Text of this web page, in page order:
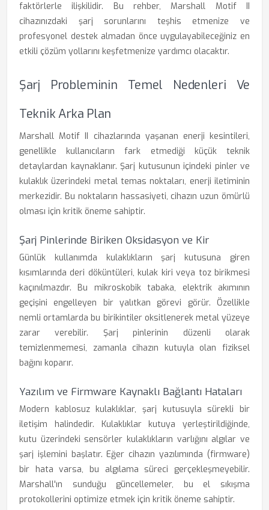
faktörlerle ilişkilidir. Bu rehber, Marshall Motif II
cihazınızdaki şarj sorunlarını teşhis etmenize ve
profesyonel destek almadan önce uygulayabileceğiniz en
etkili çözüm yollarını keşfetmenize yardımcı olacaktır.
Şarj Probleminin Temel Nedenleri Ve
Teknik Arka Plan
Marshall Motif II cihazlarında yaşanan enerji kesintileri,
genellikle kullanıcıların fark etmediği küçük teknik
detaylardan kaynaklanır. Şarj kutusunun içindeki pinler ve
kulaklık üzerindeki metal temas noktaları, enerji iletiminin
merkezidir. Bu noktaların hassasiyeti, cihazın uzun ömürlü
olması için kritik öneme sahiptir.
Şarj Pinlerinde Biriken Oksidasyon ve Kir
Günlük kullanımda kulaklıkların şarj kutusuna giren
kısımlarında deri döküntüleri, kulak kiri veya toz birikmesi
kaçınılmazdır. Bu mikroskobik tabaka, elektrik akımının
geçişini engelleyen bir yalıtkan görevi görür. Özellikle
nemli ortamlarda bu birikintiler oksitlenerek metal yüzeye
zarar verebilir. Şarj pinlerinin düzenli olarak
temizlenmemesi, zamanla cihazın kutuyla olan fiziksel
bağını koparır.
Yazılım ve Firmware Kaynaklı Bağlantı Hataları
Modern kablosuz kulaklıklar, şarj kutusuyla sürekli bir
iletişim halindedir. Kulaklıklar kutuya yerleştirildiğinde,
kutu üzerindeki sensörler kulaklıkların varlığını algılar ve
şarj işlemini başlatır. Eğer cihazın yazılımında (firmware)
bir hata varsa, bu algılama süreci gerçekleşmeyebilir.
Marshall'ın sunduğu güncellemeler, bu el sıkışma
protokollerini optimize etmek için kritik öneme sahiptir.